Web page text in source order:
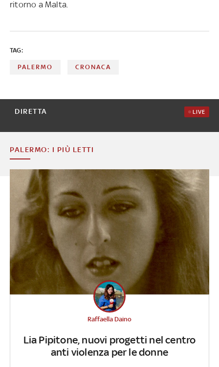
ritorno a Malta.
TAG:
PALERMO CRONACA
DIRETTA LIVE
PALERMO: I PIÙ LETTI
Lia Pipitone, nuovi progetti nel centro
anti violenza per le donne
Raffaella Daino